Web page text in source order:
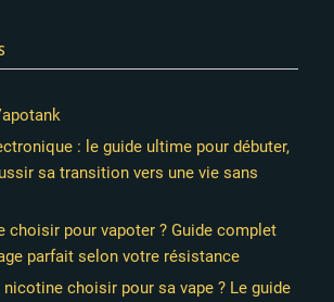
: le guide ultime pour débuter,
sa transition vers une vie sans
choisir pour vapoter ? Guide complet
parfait selon votre résistance
nicotine choisir pour sa vape ? Le guide